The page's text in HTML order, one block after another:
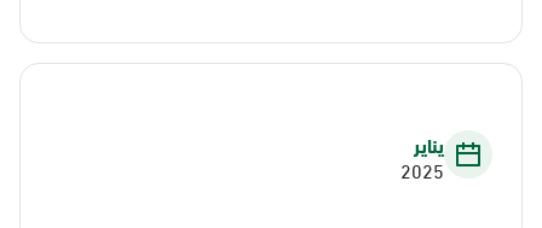
يناير
2025